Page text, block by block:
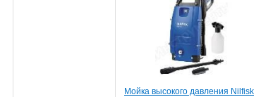
Мойка высокого давления Nilfisk